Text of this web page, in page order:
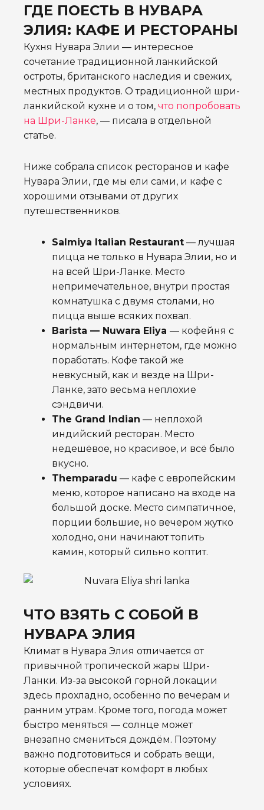
ГДЕ ПОЕСТЬ В НУВАРА
ЭЛИЯ: КАФЕ И РЕСТОРАНЫ
Кухня Нувара Элии — интересное
сочетание традиционной ланкийской
остроты, британского наследия и свежих,
местных продуктов. О традиционной шри-
ланкийской кухне и о том, что попробовать
на Шри-Ланке, — писала в отдельной
статье.
Ниже собрала список ресторанов и кафе
Нувара Элии, где мы ели сами, и кафе с
хорошими отзывами от других
путешественников.
Salmiya Italian Restaurant — лучшая
пицца не только в Нувара Элии, но и
на всей Шри-Ланке. Место
непримечательное, внутри простая
комнатушка с двумя столами, но
пицца выше всяких похвал.
Barista — Nuwara Eliya — кофейня с
нормальным интернетом, где можно
поработать. Кофе такой же
невкусный, как и везде на Шри-
Ланке, зато весьма неплохие
сэндвичи.
The Grand Indian — неплохой
индийский ресторан. Место
недешёвое, но красивое, и всё было
вкусно.
Themparadu — кафе с европейским
меню, которое написано на входе на
большой доске. Место симпатичное,
порции большие, но вечером жутко
холодно, они начинают топить
камин, который сильно коптит.
ЧТО ВЗЯТЬ С СОБОЙ В
НУВАРА ЭЛИЯ
Климат в Нувара Элия отличается от
привычной тропической жары Шри-
Ланки. Из-за высокой горной локации
здесь прохладно, особенно по вечерам и
ранним утрам. Кроме того, погода может
быстро меняться — солнце может
внезапно смениться дождём. Поэтому
важно подготовиться и собрать вещи,
которые обеспечат комфорт в любых
условиях.